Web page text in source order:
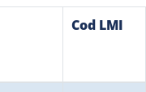
Cod LMI